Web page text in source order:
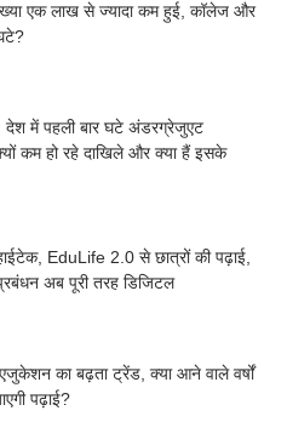
एक लाख से ज्यादा कम हुई, कॉलेज और
में पहली बार घटे अंडरग्रेजुएट
कम हो रहे दाखिले और क्या हैं इसके
EduLife 2.0 से छात्रों की पढ़ाई,
अब पूरी तरह डिजिटल
का बढ़ता ट्रेंड, क्या आने वाले वर्षों
पढ़ाई?